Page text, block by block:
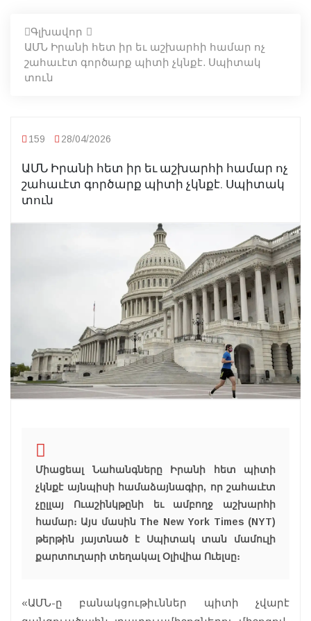
Գլխավոր
ԱՄՆ Իրանի հետ իր եւ աշխարհի համար ոչ
շահաւէտ գործարք պիտի չկնքէ. Սպիտակ
տուն
159 28/04/2026
ԱՄՆ Իրանի հետ իր եւ աշխարհի համար ոչ
շահաւէտ գործարք պիտի չկնքէ. Սպիտակ
տուն
Միացեալ Նահանգները Իրանի հետ պիտի
չկնքէ այնպիսի համաձայնագիր, որ շահաւէտ
չըլլայ Ուաշինկթընի եւ ամբողջ աշխարհի
համար։ Այս մասին The New York Times (NYT)
թերթին յայտնած է Սպիտակ տան մամուլի
քարտուղարի տեղակալ Օլիվիա Ուելսը։
«ԱՄՆ-ը բանակցութիւններ պիտի չվարէ